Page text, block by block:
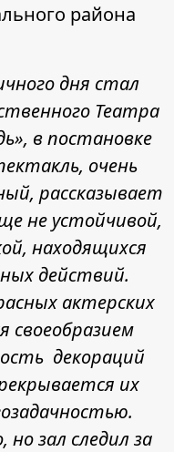
района
дня стал
Театра
в постановке
очень
рассказывает
не устойчивой,
находящихся
действий.
актерских
декораций
их
зал следил за